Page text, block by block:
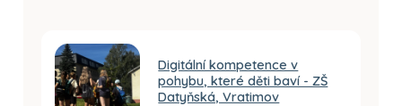
Digitální kompetence v
pohybu, které děti baví - ZŠ
Datyňská, Vratimov